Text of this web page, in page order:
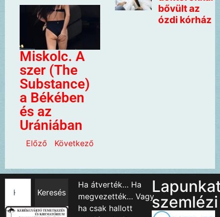
Miskolc. A
szer (The
Substance)
a Békében
és az
Urániában
Előző Következő
Keresés
Ha átverték… Ha
megvezették… Vagy
ha csak hallott
szemlézi